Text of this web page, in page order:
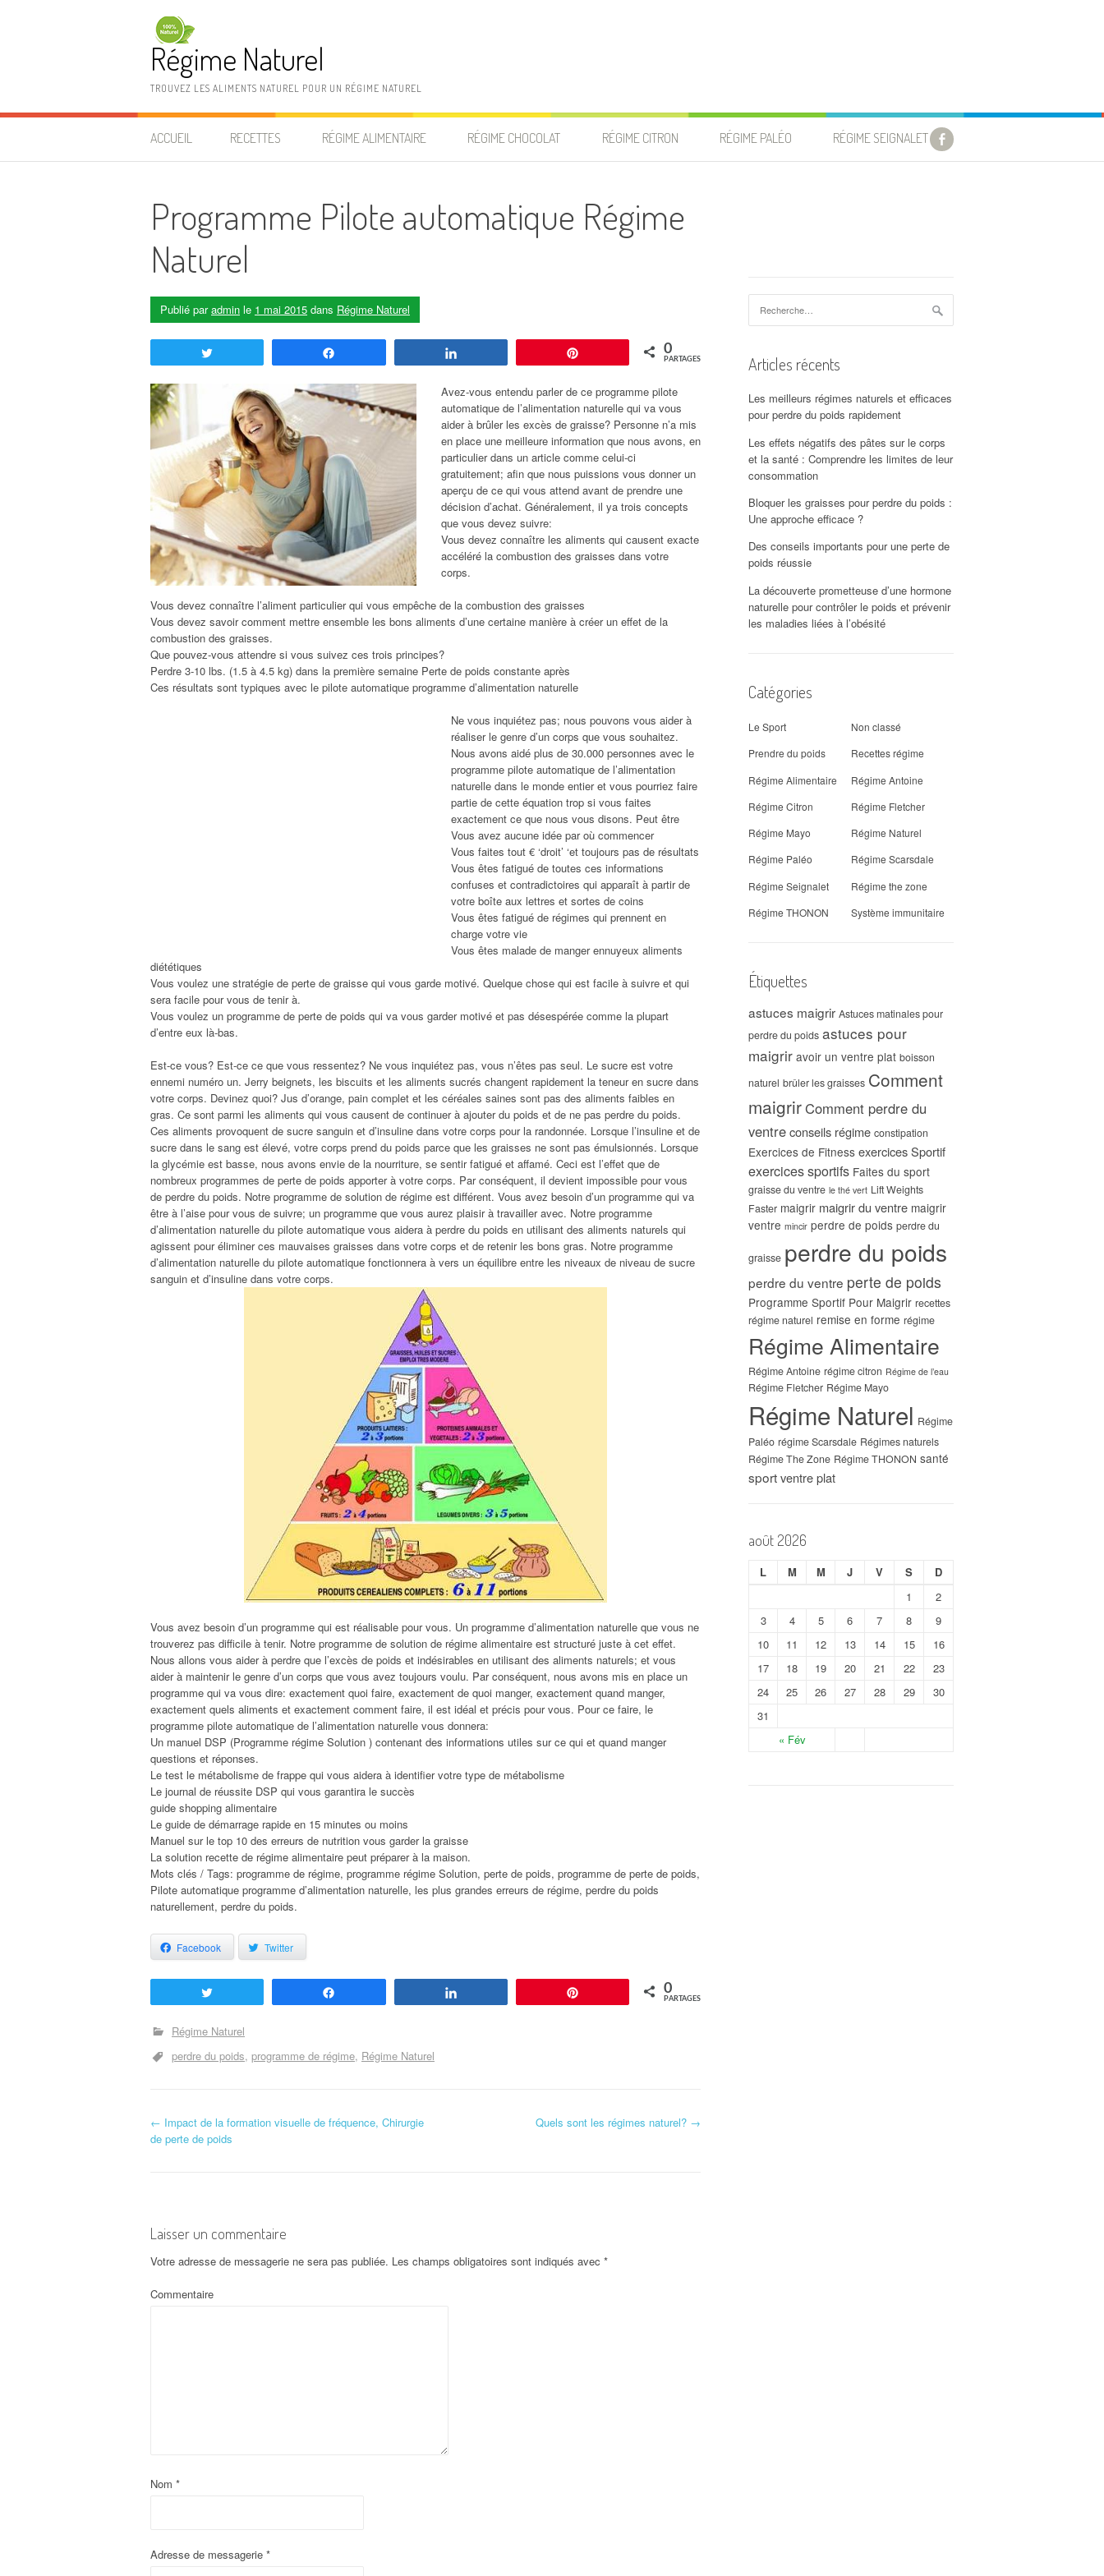
Régime Naturel
TROUVEZ LES ALIMENTS NATUREL POUR UN RÉGIME NATUREL
ACCUEIL RECETTES RÉGIME ALIMENTAIRE RÉGIME CHOCOLAT RÉGIME CITRON RÉGIME PALÉO RÉGIME SEIGNALET
Programme Pilote automatique Régime
Naturel
Publié paradmin le 1 mai 2015 dans Régime Naturel
0
PARTAGES
Avez-vous entendu parler de ce programme pilote
automatique de l’alimentation naturelle qui va vous
aider à brûler les excès de graisse? Personne n’a mis
en place une meilleure information que nous avons, en
particulier dans un article comme celui-ci
gratuitement; afin que nous puissions vous donner un
aperçu de ce qui vous attend avant de prendre une
décision d’achat. Généralement, il ya trois concepts
que vous devez suivre:
Vous devez connaître les aliments qui causent exacte
accéléré la combustion des graisses dans votre
corps.
Vous devez connaître l’aliment particulier qui vous empêche de la combustion des graisses
Vous devez savoir comment mettre ensemble les bons aliments d’une certaine manière à créer un effet de la
combustion des graisses.
Que pouvez-vous attendre si vous suivez ces trois principes?
Perdre 3-10 lbs. (1.5 à 4.5 kg) dans la première semaine Perte de poids constante après
Ces résultats sont typiques avec le pilote automatique programme d’alimentation naturelle
Ne vous inquiétez pas; nous pouvons vous aider à
réaliser le genre d’un corps que vous souhaitez.
Nous avons aidé plus de 30.000 personnes avec le
programme pilote automatique de l’alimentation
naturelle dans le monde entier et vous pourriez faire
partie de cette équation trop si vous faites
exactement ce que nous vous disons. Peut être
Vous avez aucune idée par où commencer
Vous faites tout € ‘droit’ ‘et toujours pas de résultats
Vous êtes fatigué de toutes ces informations
confuses et contradictoires qui apparaît à partir de
votre boîte aux lettres et sortes de coins
Vous êtes fatigué de régimes qui prennent en
charge votre vie
Vous êtes malade de manger ennuyeux aliments
diététiques
Vous voulez une stratégie de perte de graisse qui vous garde motivé. Quelque chose qui est facile à suivre et qui
sera facile pour vous de tenir à.
Vous voulez un programme de perte de poids qui va vous garder motivé et pas désespérée comme la plupart
d’entre eux là-bas.
Est-ce vous? Est-ce ce que vous ressentez? Ne vous inquiétez pas, vous n’êtes pas seul. Le sucre est votre
ennemi numéro un. Jerry beignets, les biscuits et les aliments sucrés changent rapidement la teneur en sucre dans
votre corps. Devinez quoi? Jus d’orange, pain complet et les céréales saines sont pas des aliments faibles en
gras. Ce sont parmi les aliments qui vous causent de continuer à ajouter du poids et de ne pas perdre du poids.
Ces aliments provoquent de sucre sanguin et d’insuline dans votre corps pour la randonnée. Lorsque l’insuline et de
sucre dans le sang est élevé, votre corps prend du poids parce que les graisses ne sont pas émulsionnés. Lorsque
la glycémie est basse, nous avons envie de la nourriture, se sentir fatigué et affamé. Ceci est l’effet que de
nombreux programmes de perte de poids apporter à votre corps. Par conséquent, il devient impossible pour vous
de perdre du poids. Notre programme de solution de régime est différent. Vous avez besoin d’un programme qui va
être à l’aise pour vous de suivre; un programme que vous aurez plaisir à travailler avec. Notre programme
d’alimentation naturelle du pilote automatique vous aidera à perdre du poids en utilisant des aliments naturels qui
agissent pour éliminer ces mauvaises graisses dans votre corps et de retenir les bons gras. Notre programme
d’alimentation naturelle du pilote automatique fonctionnera à vers un équilibre entre les niveaux de niveau de sucre
sanguin et d’insuline dans votre corps.
Vous avez besoin d’un programme qui est réalisable pour vous. Un programme d’alimentation naturelle que vous ne
trouverez pas difficile à tenir. Notre programme de solution de régime alimentaire est structuré juste à cet effet.
Nous allons vous aider à perdre que l’excès de poids et indésirables en utilisant des aliments naturels; et vous
aider à maintenir le genre d’un corps que vous avez toujours voulu. Par conséquent, nous avons mis en place un
programme qui va vous dire: exactement quoi faire, exactement de quoi manger, exactement quand manger,
exactement quels aliments et exactement comment faire, il est idéal et précis pour vous. Pour ce faire, le
programme pilote automatique de l’alimentation naturelle vous donnera:
Un manuel DSP (Programme régime Solution ) contenant des informations utiles sur ce qui et quand manger
questions et réponses.
Le test le métabolisme de frappe qui vous aidera à identifier votre type de métabolisme
Le journal de réussite DSP qui vous garantira le succès
guide shopping alimentaire
Le guide de démarrage rapide en 15 minutes ou moins
Manuel sur le top 10 des erreurs de nutrition vous garder la graisse
La solution recette de régime alimentaire peut préparer à la maison.
Mots clés / Tags: programme de régime, programme régime Solution, perte de poids, programme de perte de poids,
Pilote automatique programme d’alimentation naturelle, les plus grandes erreurs de régime, perdre du poids
naturellement, perdre du poids.
Facebook Twitter
0
PARTAGES
Régime Naturel
perdre du poids programme de régime Régime Naturel
Navigation d'article
← Impact de la formation visuelle de fréquence, Chirurgie
de perte de poids
Quels sont les régimes naturel? →
Laisser un commentaire
Votre adresse de messagerie ne sera pas publiée. Les champs obligatoires sont indiqués avec *
Commentaire
Nom *
Adresse de messagerie *
Articles récents
Les meilleurs régimes naturels et efficaces
pour perdre du poids rapidement
Les effets négatifs des pâtes sur le corps
et la santé : Comprendre les limites de leur
consommation
Bloquer les graisses pour perdre du poids :
Une approche efficace ?
Des conseils importants pour une perte de
poids réussie
La découverte prometteuse d’une hormone
naturelle pour contrôler le poids et prévenir
les maladies liées à l’obésité
Catégories
Le Sport
Non classé
Prendre du poids
Recettes régime
Régime Alimentaire
Régime Antoine
Régime Citron
Régime Fletcher
Régime Mayo
Régime Naturel
Régime Paléo
Régime Scarsdale
Régime Seignalet
Régime the zone
Régime THONON
Système immunitaire
Étiquettes
astuces maigrir Astuces matinales pour
perdre du poids astuces pour
maigrir avoir un ventre plat boisson
naturel brûler les graisses Comment
maigrirComment perdre du
ventreconseils régime constipation
Exercices de Fitness exercices Sportif
exercices sportifs Faites du sport
graisse du ventre le thé vert Lift Weights
Faster maigrir maigrir du ventre maigrir
ventre mincir perdre de poids perdre du
graisse perdre du poids
perdre du ventre perte de poids
Programme Sportif Pour Maigrir recettes
régime naturel remise en forme régime
Régime Alimentaire
Régime Antoine régime citron Régime de l’eau
Régime Fletcher Régime Mayo
Régime Naturel Régime
Paléo régime Scarsdale Régimes naturels
Régime The Zone Régime THONON santé
sportventre plat
août 2026
L M M J V S D
« Fév
1
2
3
4 5 6 7 8
9
10
11 12 13 14 15
16
17
18 19 20 21 22
23
24
25 26 27 28 29
30
31